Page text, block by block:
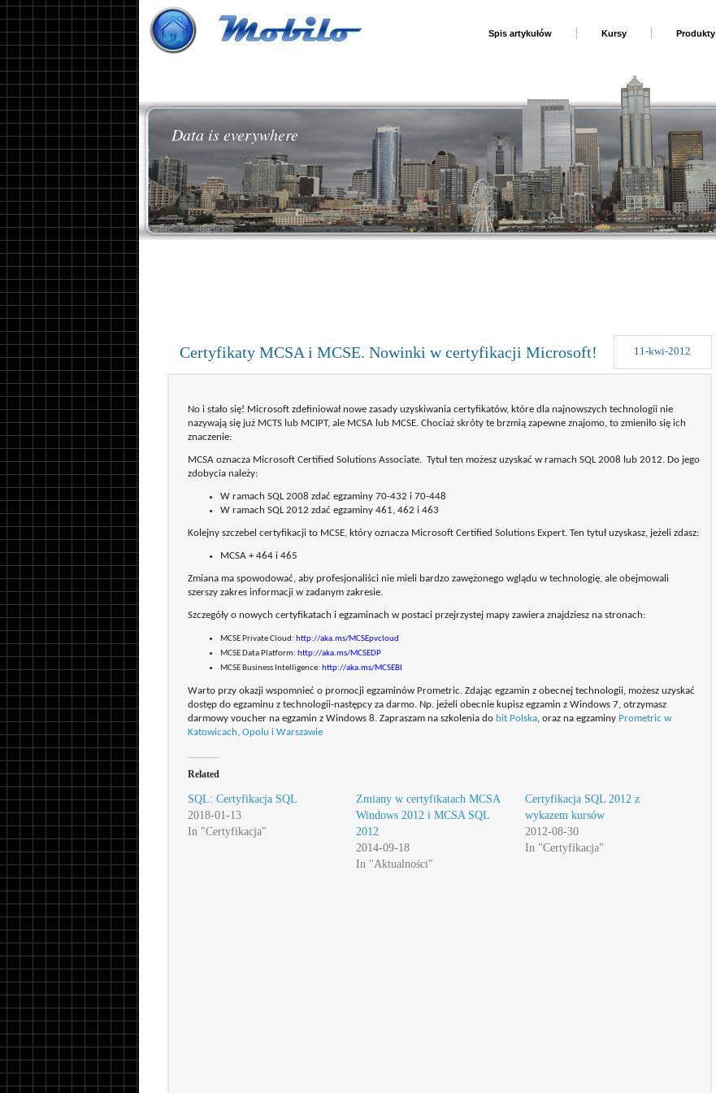
Spis artykułów Kursy Produkty
Data is everywhere
Certyfikaty MCSA i MCSE. Nowinki w certyfikacji Microsoft! 11-kwi-2012
No i stało się! Microsoft zdefiniował nowe zasady uzyskiwania certyfikatów, które dla najnowszych technologii nie
nazywają się już MCTS lub MCIPT, ale MCSA lub MCSE. Chociaż skróty te brzmią zapewne znajomo, to zmieniło się ich
znaczenie:
MCSA oznacza Microsoft Certified Solutions Associate. Tytuł ten możesz uzyskać w ramach SQL 2008 lub 2012. Do jego
zdobycia należy:
W ramach SQL 2008 zdać egzaminy 70-432 i 70-448
W ramach SQL 2012 zdać egzaminy 461, 462 i 463
Kolejny szczebel certyfikacji to MCSE, który oznacza Microsoft Certified Solutions Expert. Ten tytuł uzyskasz, jeżeli zdasz:
MCSA + 464 i 465
Zmiana ma spowodować, aby profesjonaliści nie mieli bardzo zawężonego wglądu w technologię, ale obejmowali
szerszy zakres informacji w zadanym zakresie.
Szczegóły o nowych certyfikatach i egzaminach w postaci przejrzystej mapy zawiera znajdziesz na stronach:
MCSE Private Cloud: http://aka.ms/MCSEpvcloud
MCSE Data Platform: http://aka.ms/MCSEDP
MCSE Business Intelligence: http://aka.ms/MCSEBI
Warto przy okazji wspomnieć o promocji egzaminów Prometric. Zdając egzamin z obecnej technologii, możesz uzyskać
dostęp do egzaminu z technologii-następcy za darmo. Np. jeżeli obecnie kupisz egzamin z Windows 7, otrzymasz
darmowy voucher na egzamin z Windows 8. Zapraszam na szkolenia do bit Polska, oraz na egzaminy Prometric w
Katowicach, Opolu i Warszawie
Related
SQL: Certyfikacja SQL
2018-01-13
In "Certyfikacja"
Zmiany w certyfikatach MCSA
Windows 2012 i MCSA SQL
2012
2014-09-18
In "Aktualności"
Certyfikacja SQL 2012 z
wykazem kursów
2012-08-30
In "Certyfikacja"